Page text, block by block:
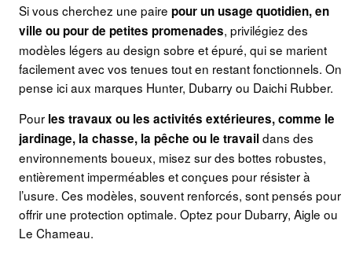
Si vous cherchez une paire pour un usage quotidien, en
ville ou pour de petites promenades, privilégiez des
modèles légers au design sobre et épuré, qui se marient
facilement avec vos tenues tout en restant fonctionnels. On
pense ici aux marques Hunter, Dubarry ou Daichi Rubber.
Pour les travaux ou les activités extérieures, comme le
jardinage, la chasse, la pêche ou le travaildans des
environnements boueux, misez sur des bottes robustes,
entièrement imperméables et conçues pour résister à
l’usure. Ces modèles, souvent renforcés, sont pensés pour
offrir une protection optimale. Optez pour Dubarry, Aigle ou
Le Chameau.